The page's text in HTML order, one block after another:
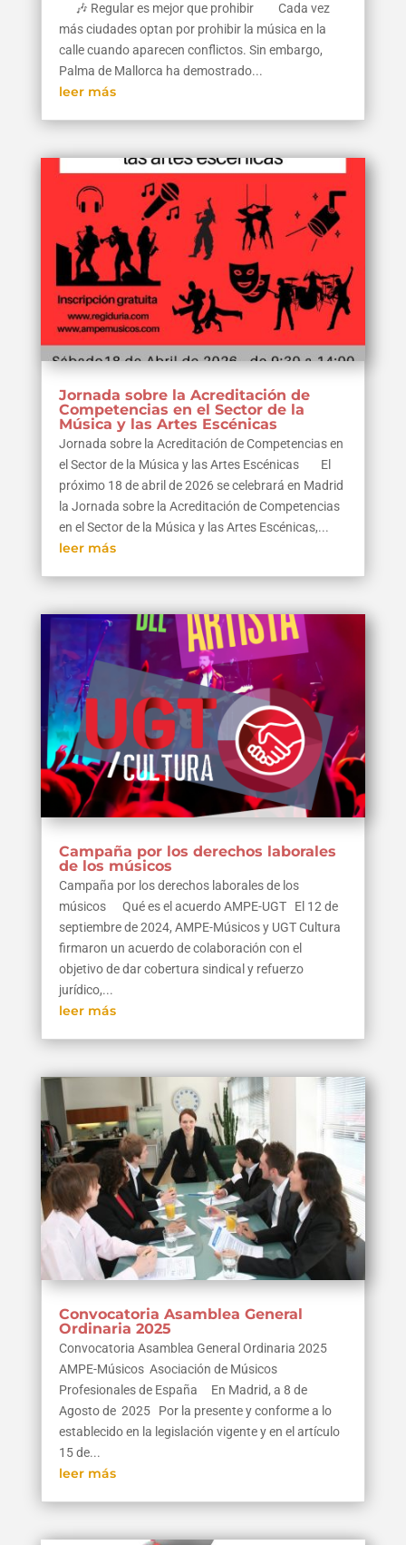
🎶 Regular es mejor que prohibir Cada vez
más ciudades optan por prohibir la música en la
calle cuando aparecen conflictos. Sin embargo,
Palma de Mallorca ha demostrado...
leer más
Jornada sobre la Acreditación de
Competencias en el Sector de la
Música y las Artes Escénicas
Jornada sobre la Acreditación de Competencias en
el Sector de la Música y las Artes Escénicas El
próximo 18 de abril de 2026 se celebrará en Madrid
la Jornada sobre la Acreditación de Competencias
en el Sector de la Música y las Artes Escénicas,...
leer más
Campaña por los derechos laborales
de los músicos
Campaña por los derechos laborales de los
músicos Qué es el acuerdo AMPE-UGT El 12 de
septiembre de 2024, AMPE-Músicos y UGT Cultura
firmaron un acuerdo de colaboración con el
objetivo de dar cobertura sindical y refuerzo
jurídico,...
leer más
Convocatoria Asamblea General
Ordinaria 2025
Convocatoria Asamblea General Ordinaria 2025
AMPE-Músicos Asociación de Músicos
Profesionales de España En Madrid, a 8 de
Agosto de 2025 Por la presente y conforme a lo
establecido en la legislación vigente y en el artículo
15 de...
leer más